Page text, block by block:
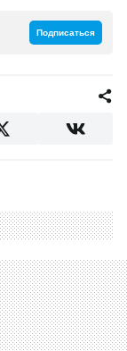
Подписаться